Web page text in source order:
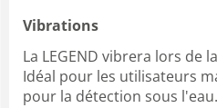
Vibrations
La LEGEND vibrera lors de
Idéal pour les utilisateurs
pour la détection sous l'eau.